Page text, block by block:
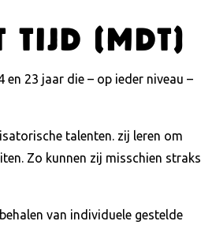
(MDT)
23 jaar die – op ieder niveau –
talenten. zij leren om
Zo kunnen zij misschien straks
van individuele gestelde